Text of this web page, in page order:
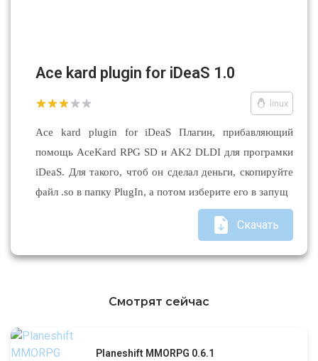
Ace kard plugin for iDeaS 1.0
linux
Ace kard plugin for iDeaS Плагин, прибавляющий
помощь AceKard RPG SD и AK2 DLDI для програмки
iDeaS. Для такого, чтоб он сделал деньги, скопируйте
файл .so в папку PlugIn, а потом изберите его в запущ
Скачать
Смотрят сейчас
Planeshift MMORPG 0.6.1